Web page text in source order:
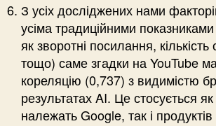
З усіх досліджених нами
усіма традиційними
як зворотні посилання, кількість
тощо) саме згадки на YouTube
кореляцію (0,737) з видимістю
результатах AI. Це стосується
належать Google, так і